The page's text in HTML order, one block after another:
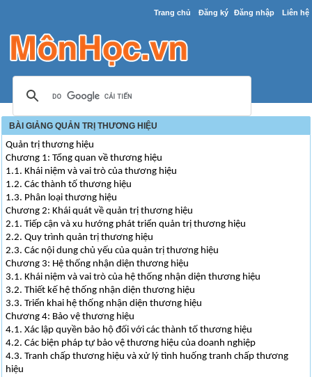
Trang chủ Đăng ký Đăng nhập Liên hệ
BÀI GIẢNG QUẢN TRỊ THƯƠNG HIỆU
Quản trị thương hiệu
Chương 1: Tổng quan về thương hiệu
1.1. Khái niệm và vai trò của thương hiệu
1.2. Các thành tố thương hiệu
1.3. Phân loại thương hiệu
Chương 2: Khái quát về quản trị thương hiệu
2.1. Tiếp cận và xu hướng phát triển quản trị thương hiệu
2.2. Quy trình quản trị thương hiệu
2.3. Các nội dung chủ yếu của quản trị thương hiệu
Chương 3: Hệ thống nhận diện thương hiệu
3.1. Khái niệm và vai trò của hệ thống nhận diện thương hiệu
3.2. Thiết kế hệ thống nhận diện thương hiệu
3.3. Triển khai hệ thống nhận diện thương hiệu
Chương 4: Bảo vệ thương hiệu
4.1. Xác lập quyền bảo hộ đối với các thành tố thương hiệu
4.2. Các biện pháp tự bảo vệ thương hiệu của doanh nghiệp
4.3. Tranh chấp thương hiệu và xử lý tình huống tranh chấp thương
hiệu